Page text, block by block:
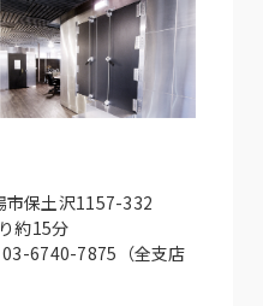
市保土沢1157-332
約15分
6740-7875（全支店